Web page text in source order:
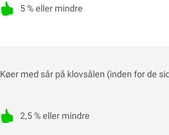
5 % eller mindre
Køer med sår på klovsålen (inden for de
2,5 % eller mindre